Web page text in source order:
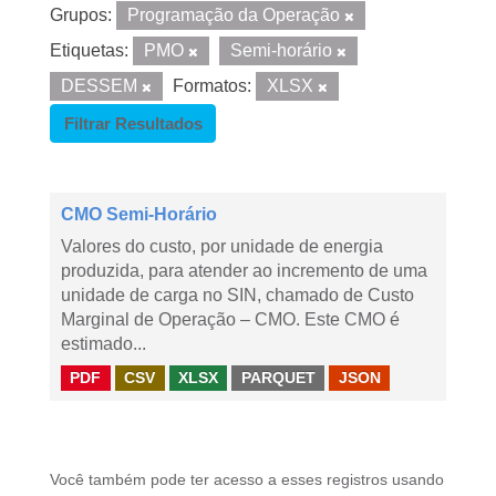
Grupos:
Programação da Operação
Etiquetas:
PMO
Semi-horário
DESSEM
Formatos:
XLSX
Filtrar Resultados
CMO Semi-Horário
Valores do custo, por unidade de energia
produzida, para atender ao incremento de uma
unidade de carga no SIN, chamado de Custo
Marginal de Operação – CMO. Este CMO é
estimado...
PDF CSV XLSX PARQUET JSON
Você também pode ter acesso a esses registros usando